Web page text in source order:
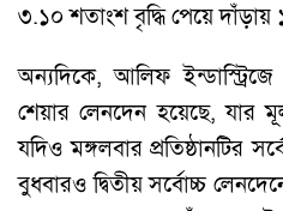
৩.১০ শতাংশ বৃদ্ধি পেয়ে
অন্যদিকে, আলিফ
শেয়ার লেনদেন হয়েছে, যার
যদিও মঙ্গলবার প্রতিষ্ঠানটির
বুধবারও দ্বিতীয় সর্বোচ্চ